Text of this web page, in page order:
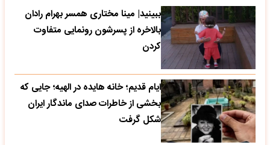
ببینید| مینا مختاری همسر بهرام رادان
بالاخره از پسرشون رونمایی متفاوت
کردن
ایام قدیم؛ خانه هایده در الهیه؛ جایی که
بخشی از خاطرات صدای ماندگار ایران
شکل گرفت